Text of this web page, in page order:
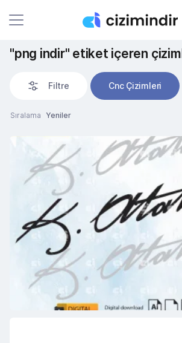
"png indir" etiket içeren
Filtre Cnc Çizimleri
Sıralama Yeniler